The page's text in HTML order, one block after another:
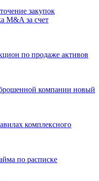
закупок
M&A за счет
по продаже активов
компании новый
комплексного
по расписке